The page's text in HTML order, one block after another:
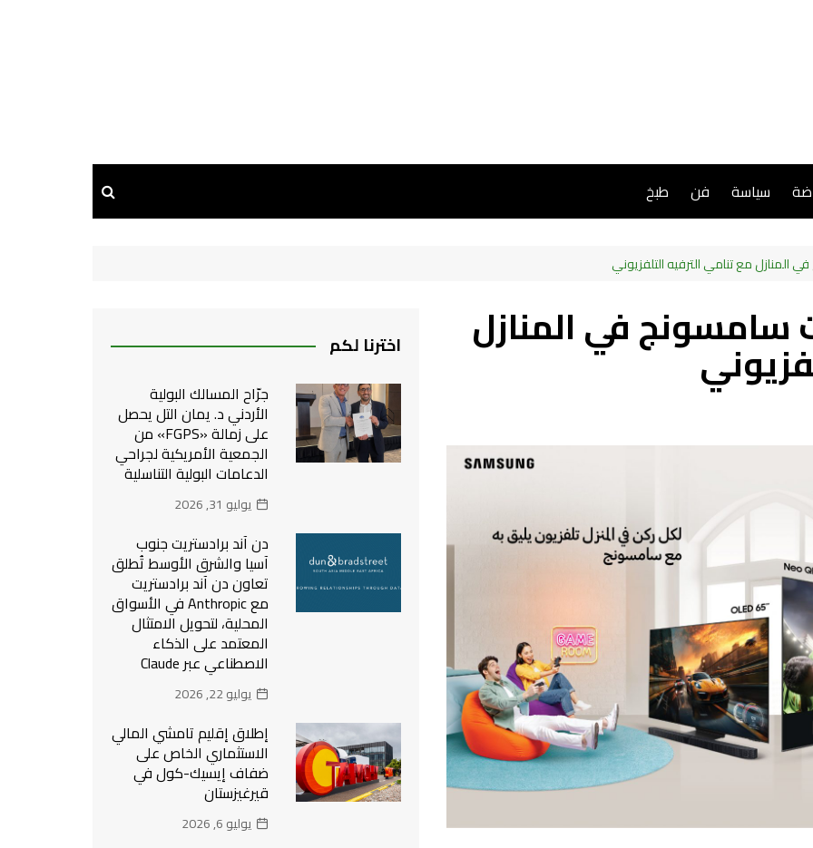
سياسة فن طبخ
مع تنامي الترفيه التلفزيوني
سامسونج في المنازل اخترنا لكم
جرّاح المسالك البولية
الأردني د. يمان التل يحصل
على زمالة «FGPS» من
الجمعية الأمريكية لجراحي
الدعامات البولية التناسلية
يوليو 31, 2026
دن آند برادستريت جنوب
آسيا والشرق الأوسط تُطلق
تعاون دن آند برادستريت
مع Anthropic في الأسواق
المحلية، لتحويل الامتثال
المعتمد على الذكاء
الاصطناعي عبر Claude
يوليو 22, 2026
إطلاق إقليم تامشي المالي
الاستثماري الخاص على
ضفاف إيسيك-كول في
قيرغيزستان
يوليو 6, 2026